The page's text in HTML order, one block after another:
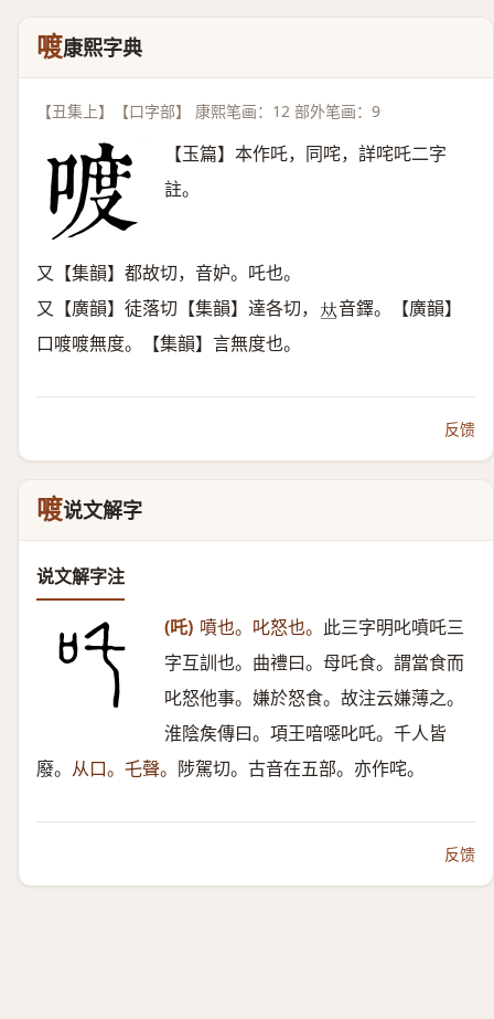
喥康熙字典
【丑集上】【口字部】 康熙笔画：12 部外笔画：9
【玉篇】本作吒，同咤，詳咤吒二字
註。
又【集韻】都故切，音妒。吒也。
又【廣韻】徒落切【集韻】達各切， 𠀤音鐸。【廣韻】
口喥喥無度。【集韻】言無度也。
反馈
喥说文解字
说文解字注
(吒) 噴也。叱怒也。 此三字明叱噴吒三
字互訓也。曲禮曰。母吒食。謂當食而
叱怒他事。嫌於怒食。故注云嫌薄之。
淮陰矦傳曰。項王喑噁叱吒。千人皆
廢。 从口。乇聲。 陟駕切。古音在五部。亦作咤。
反馈